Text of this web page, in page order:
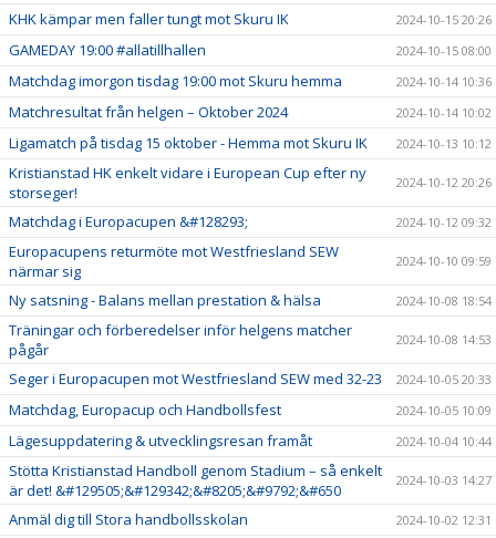
KHK kämpar men faller tungt mot Skuru IK 2024-10-15 20:26
GAMEDAY 19:00 #allatillhallen 2024-10-15 08:00
Matchdag imorgon tisdag 19:00 mot Skuru hemma 2024-10-14 10:36
Matchresultat från helgen – Oktober 2024 2024-10-14 10:02
Ligamatch på tisdag 15 oktober - Hemma mot Skuru IK 2024-10-13 10:12
Kristianstad HK enkelt vidare i European Cup efter ny
storseger!
2024-10-12 20:26
Matchdag i Europacupen &#128293; 2024-10-12 09:32
Europacupens returmöte mot Westfriesland SEW
närmar sig
2024-10-10 09:59
Ny satsning - Balans mellan prestation & hälsa 2024-10-08 18:54
Träningar och förberedelser inför helgens matcher
pågår
2024-10-08 14:53
Seger i Europacupen mot Westfriesland SEW med 32-23 2024-10-05 20:33
Matchdag, Europacup och Handbollsfest 2024-10-05 10:09
Lägesuppdatering & utvecklingsresan framåt 2024-10-04 10:44
Stötta Kristianstad Handboll genom Stadium – så enkelt
är det! &#129505;&#129342;&#8205;&#9792;&#650
2024-10-03 14:27
Anmäl dig till Stora handbollsskolan 2024-10-02 12:31